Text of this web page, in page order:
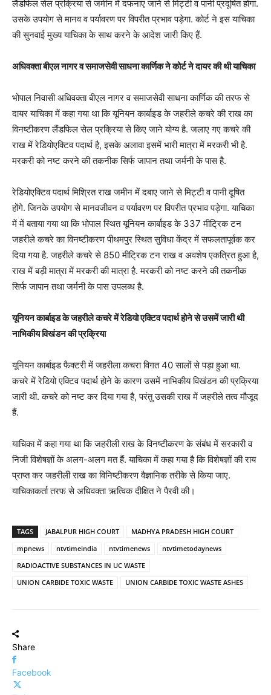
लैंडफिल सेल प्रक्रिया से जमीन में दफनाए जाने से मिट्टी व पानी प्रदूषित होगा.
उसके उपयोग से मानव व पर्यावरण पर विपरीत प्रभाव पड़ेगा. कोर्ट ने इस याचिका
की सुनवाई मुख्य याचिका के साथ करने के आदेश जारी किए हैं.
अधिवक्ता बीएल नागर व समाजसेवी साधना कार्णिक ने कोर्ट ने दायर की थी याचिका
भोपाल निवासी अधिवक्ता बीएल नागर व समाजसेवी साधना कार्णिक की तरफ से
दायर याचिका में कहा गया था कि यूनियन कार्बाइड के जहरीले कचरे की राख का
विनष्टीकरण लैंडफिल सेल प्रक्रिया से किए जाने योग्य है. जलाए गए कचरे की
राख में रेडियोएक्टिव पदार्थ है, इसके अलावा इसमें भारी मात्रा में मरकरी भी है.
मरकरी को नष्ट करने की तकनीक सिर्फ जापान तथा जर्मनी के पास है.
रेडियोएक्टिव पदार्थ मिश्रित राख जमीन में दबाए जाने से मिट्टी व पानी दूषित
होंगे. जिनके उपयोग से मानवजीवन व पर्यावरण पर विपरीत प्रभाव पड़ेगा. याचिका
में में बताया गया था कि भोपाल स्थित यूनियन कार्बाइड के 337 मीट्रिक टन
जहरीले कचरे का विनष्टीकरण पीथमपुर स्थित सुविधा केंद्र में सफलतापूर्वक कर
दिया गया है. जहरीले कचरे से 850 मीट्रिक टन राख व अवशेष एकत्रित हुआ है,
राख में बड़ी मात्रा में मरकरी की मात्रा है. मरकरी को नष्ट करने की तकनीक
सिर्फ जापान तथा जर्मनी के पास उपलब्ध है.
यूनियन कार्बाइड के जहरीले कचरे में रेडियो एक्टिव पदार्थ होने से उसमें जारी थी
नाभिकीय विखंडन की प्रक्रिया
यूनियन कार्बाइड फैक्टरी में जहरीला कचरा विगत 40 सालों से पड़ा हुआ था.
कचरे में रेडियो एक्टिव पदार्थ होने के कारण उसमें नाभिकीय विखंडन की प्रक्रिया
जारी थी. कचरे को नष्ट कर दिया गया है, परंतु उसकी राख में जहरीले तत्व मौजूद
हैं.
याचिका में कहा गया था कि जहरीली राख के विनष्टीकरण के संबंध में सरकारी व
निजी विशेषज्ञों के अलग-अलग मत हैं. याचिका में कहा गया है कि विशेषज्ञों की राय
प्राप्त कर जहरीली राख का विनिष्टीकरण वैज्ञानिक तरीके से किया जाए.
याचिकाकर्ता तरफ से अधिवक्ता ऋत्विक दीक्षित ने पैरवी की।
TAGS JABALPUR HIGH COURT
MADHYA PRADESH HIGH COURT
mpnews
ntvtimeindia ntvtimenews
ntvtimetodaynews
RADIOACTIVE SUBSTANCES IN UC WASTE
UNION CARBIDE TOXIC WASTE
UNION CARBIDE TOXIC WASTE ASHES
Share
Facebook